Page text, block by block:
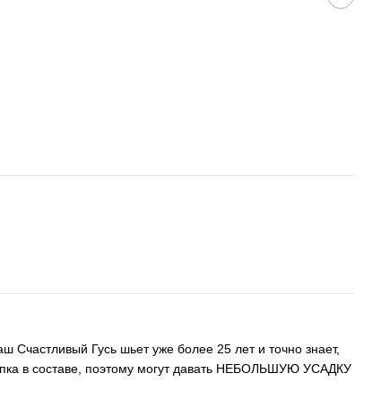
Счастливый Гусь шьет уже более 25 лет и точно знает,
в составе, поэтому могут давать НЕБОЛЬШУЮ УСАДКУ